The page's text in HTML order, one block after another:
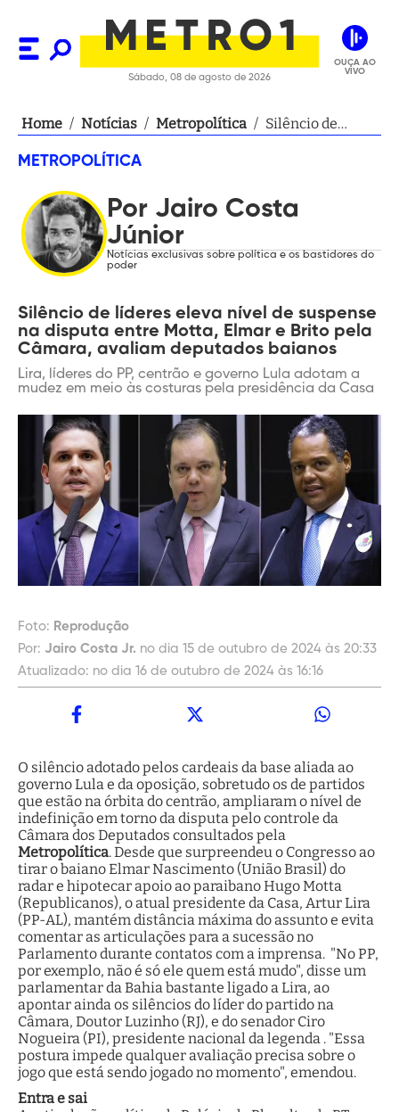
Sábado, 08 de agosto de 2026
OUÇA AO
VIVO
Home / Notícias / Metropolítica / Silêncio de
disputa entre
Brito pela
baianos
METROPOLÍTICA
Por Jairo Costa
Júnior
Notícias exclusivas sobre política e os bastidores do
poder
Silêncio de líderes eleva nível de suspense
na disputa entre Motta, Elmar e Brito pela
Câmara, avaliam deputados baianos
Lira, líderes do PP, centrão e governo Lula adotam a
mudez em meio às costuras pela presidência da Casa
Foto: Reprodução
Por: Jairo Costa Jr. no dia 15 de outubro de 2024 às 20:33
Atualizado: no dia 16 de outubro de 2024 às 16:16
O silêncio adotado pelos cardeais da base aliada ao
governo Lula e da oposição, sobretudo os de partidos
que estão na órbita do centrão, ampliaram o nível de
indefinição em torno da disputa pelo controle da
Câmara dos Deputados consultados pela
Metropolítica. Desde que surpreendeu o Congresso ao
tirar o baiano Elmar Nascimento (União Brasil) do
radar e hipotecar apoio ao paraibano Hugo Motta
(Republicanos), o atual presidente da Casa, Artur Lira
(PP-AL), mantém distância máxima do assunto e evita
comentar as articulações para a sucessão no
Parlamento durante contatos com a imprensa. "No PP,
por exemplo, não é só ele quem está mudo", disse um
parlamentar da Bahia bastante ligado a Lira, ao
apontar ainda os silêncios do líder do partido na
Câmara, Doutor Luzinho (RJ), e do senador Ciro
Nogueira (PI), presidente nacional da legenda . "Essa
postura impede qualquer avaliação precisa sobre o
jogo que está sendo jogado no momento", emendou.
Entra e sai